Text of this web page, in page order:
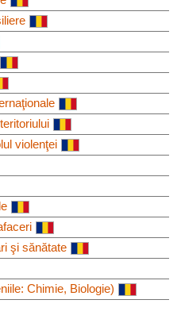
violenţei
şi sănătate
Chimie, Biologie)